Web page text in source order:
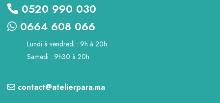
0520 990 030
0664 608 066
Lundi à vendredi : 9h à 20h
Samedi : 9h30 à 20h
contact@atelierpara.ma